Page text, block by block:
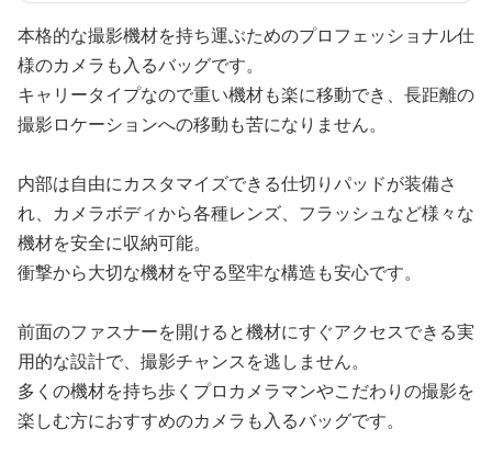
本格的な撮影機材を持ち運ぶためのプロフェッショナル仕
様のカメラも入るバッグです。
キャリータイプなので重い機材も楽に移動でき、長距離の
撮影ロケーションへの移動も苦になりません。
内部は自由にカスタマイズできる仕切りパッドが装備さ
れ、カメラボディから各種レンズ、フラッシュなど様々な
機材を安全に収納可能。
衝撃から大切な機材を守る堅牢な構造も安心です。
前面のファスナーを開けると機材にすぐアクセスできる実
用的な設計で、撮影チャンスを逃しません。
多くの機材を持ち歩くプロカメラマンやこだわりの撮影を
楽しむ方におすすめのカメラも入るバッグです。